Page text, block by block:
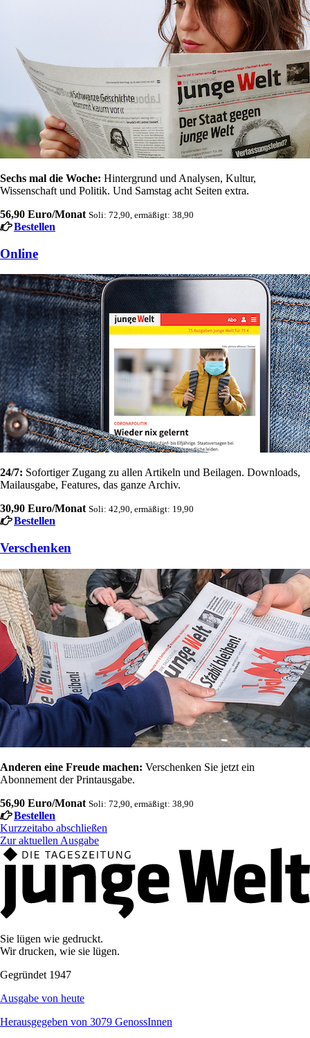
Sechs mal die Woche: Hintergrund und Analysen, Kultur,
Wissenschaft und Politik. Und Samstag acht Seiten extra.
56,90 Euro/Monat Soli: 72,90, ermäßigt: 38,90
Bestellen
Online
24/7: Sofortiger Zugang zu allen Artikeln und Beilagen. Downloads,
Mailausgabe, Features, das ganze Archiv.
30,90 Euro/Monat Soli: 42,90, ermäßigt: 19,90
Bestellen
Verschenken
Anderen eine Freude machen: Verschenken Sie jetzt ein
Abonnement der Printausgabe.
56,90 Euro/Monat Soli: 72,90, ermäßigt: 38,90
Bestellen
Kurzzeitabo abschließen
Zur aktuellen Ausgabe
Sie lügen wie gedruckt.
Wir drucken, wie sie lügen.
Gegründet 1947
Ausgabe von heute
Herausgegeben von 3079 GenossInnen